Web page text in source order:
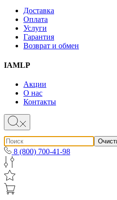
Доставка
Оплата
Услуги
Гарантия
Возврат и обмен
IAMLP
Акции
О нас
Контакты
8 (800) 700-41-98